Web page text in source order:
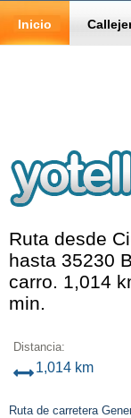
Inicio
Ruta desde
hasta 35230
carro. 1,014
min.
Distancia:
1,014 km
Ruta de carretera